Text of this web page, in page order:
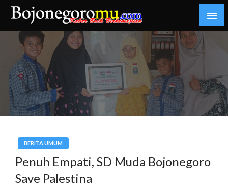
Skip
contentbojonegoromu.com
Kabar Baik Berkemajuan
BERITA UMUM
Penuh Empati, SD Muda Bojonegoro
Save Palestina